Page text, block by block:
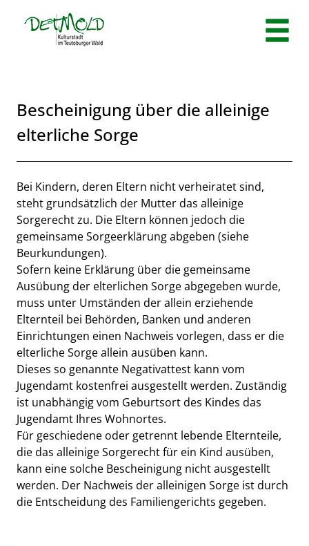
Zum Hauptinhalt springen
Bescheinigung über die alleinige
elterliche Sorge
Beschreibung
Bei Kindern, deren Eltern nicht verheiratet sind,
steht grundsätzlich der Mutter das alleinige
Sorgerecht zu. Die Eltern können jedoch die
gemeinsame Sorgeerklärung abgeben (siehe
Beurkundungen).
Sofern keine Erklärung über die gemeinsame
Ausübung der elterlichen Sorge abgegeben wurde,
muss unter Umständen der allein erziehende
Elternteil bei Behörden, Banken und anderen
Einrichtungen einen Nachweis vorlegen, dass er die
elterliche Sorge allein ausüben kann.
Dieses so genannte Negativattest kann vom
Jugendamt kostenfrei ausgestellt werden. Zuständig
ist unabhängig vom Geburtsort des Kindes das
Jugendamt Ihres Wohnortes.
Für geschiedene oder getrennt lebende Elternteile,
die das alleinige Sorgerecht für ein Kind ausüben,
kann eine solche Bescheinigung nicht ausgestellt
werden. Der Nachweis der alleinigen Sorge ist durch
die Entscheidung des Familiengerichts gegeben.